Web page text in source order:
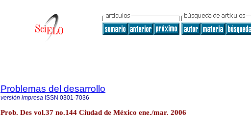
Problemas del desarrollo
versión impresa ISSN 0301-7036
Prob. Des vol.37 no.144 Ciudad de México ene./mar. 2006